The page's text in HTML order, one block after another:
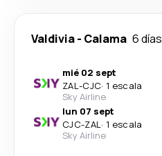
Valdivia- Calama 6 días
mié 02 sept
ZAL-CJC· 1 escala
Sky Airline
lun 07 sept
CJC-ZAL· 1 escala
Sky Airline